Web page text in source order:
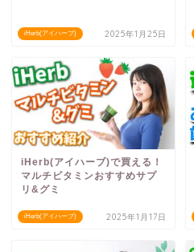
iHerb(アイハーブ) 2025年1月25日
iHerb(アイハーブ)
iHerb(アイハーブ)で買える！
マルチビタミンおすすめサプ
リ&グミ
2025年1月17日